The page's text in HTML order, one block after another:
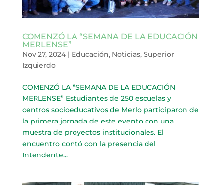
COMENZÓ LA “SEMANA DE LA EDUCACIÓN
MERLENSE”
Nov 27, 2024| Educación, Noticias, Superior
Izquierdo
COMENZÓ LA “SEMANA DE LA EDUCACIÓN
MERLENSE” Estudiantes de 250 escuelas y
centros socioeducativos de Merlo participaron de
la primera jornada de este evento con una
muestra de proyectos institucionales. El
encuentro contó con la presencia del
Intendente...